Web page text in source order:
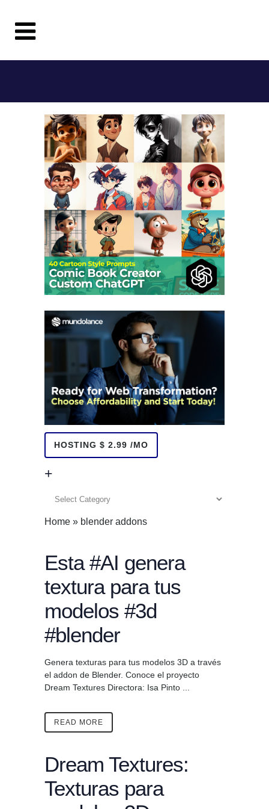
HOSTING $ 2.99 /MO
+
Home » blender addons
Esta #AI genera
textura para tus
modelos #3d
#blender
Genera texturas para tus modelos 3D a través
el addon de Blender. Conoce el proyecto
Dream Textures Directora: Isa Pinto ...
READ MORE
Dream Textures:
Texturas para